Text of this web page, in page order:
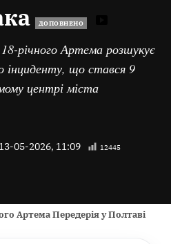
ДОПОВНЕНО
річного Артема розшукує
інциденту, що стався 9
центрі міста
13-05-2026, 11:09 12445
Артема Передерія у Полтаві